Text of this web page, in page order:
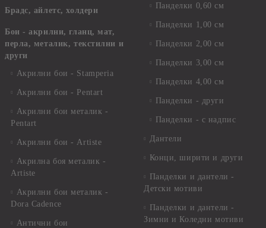
Брадс, айлетс, холдери
Бои - акрилни, гланц, мат,
перла, металик, текстилни и
други
Акрилни бои - Stamperia
Акрилни бои - Pentart
Акрилни бои металик -
Pentart
Акрилни бои - Artiste
Акрилна боя металик -
Artiste
Акрилни бои металик -
Dora Cadence
Антични бои
Панделки 0,60 см
Панделки 1,00 см
Панделки 2,00 см
Панделки 3,00 см
Панделки 4,00 см
Панделки - други
Панделки - с надпис
Дантели
Конци, ширити и други
Панделки и дантели -
Детски мотиви
Панделки и дантели -
Зимни и Коледни мотиви